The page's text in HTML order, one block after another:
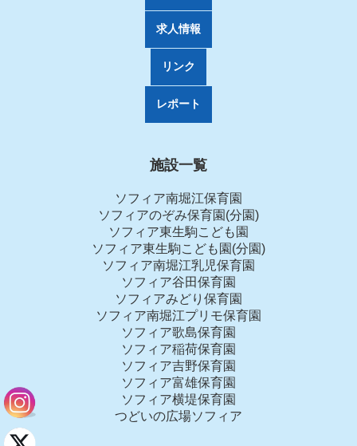
求人情報
リンク
レポート
施設一覧
ソフィア南堀江保育園
ソフィアのぞみ保育園(分園)
ソフィア東生駒こども園
ソフィア東生駒こども園(分園)
ソフィア南堀江乳児保育園
ソフィア谷田保育園
ソフィアみどり保育園
ソフィア南堀江プリモ保育園
ソフィア歌島保育園
ソフィア稲荷保育園
ソフィア吉野保育園
ソフィア富雄保育園
ソフィア横堤保育園
つどいの広場ソフィア